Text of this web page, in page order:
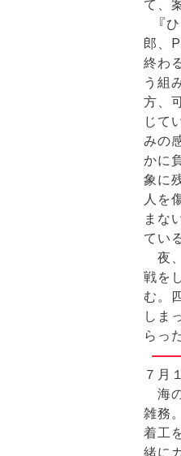
『
郎、
終わ
う組
方、
じて
みの
かに
象に
人を
まな
てい
夜
戦を
む。
しま
らっ
７月
海
雑務
着工
緒に